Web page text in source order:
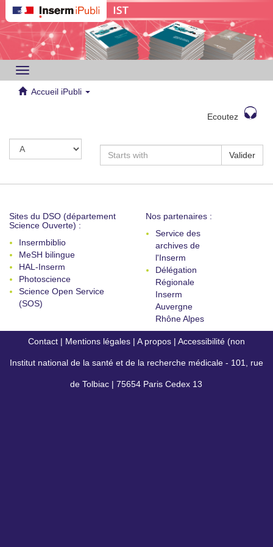
Toggle
navigation
Accueil iPubli
Ecoutez
Valider
Sites du DSO (département
Science Ouverte) :
Insermbiblio
MeSH bilingue
HAL-Inserm
Photoscience
Science Open Service
(SOS)
Nos partenaires :
Service des
archives de
l'Inserm
Délégation
Régionale
Inserm
Auvergne
Rhône Alpes
Contact | Mentions légales | A propos | Accessibilité (non
conforme)
Institut national de la santé et de la recherche médicale - 101, rue
de Tolbiac | 75654 Paris Cedex 13